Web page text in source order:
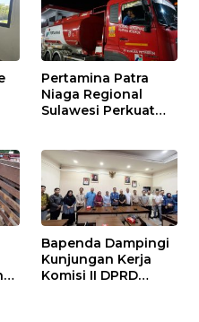
Pertamina Patra
Niaga Regional
Sulawesi Perkuat
Layanan di SPBU
Maros
Bapenda Dampingi
Kunjungan Kerja
Komisi II DPRD